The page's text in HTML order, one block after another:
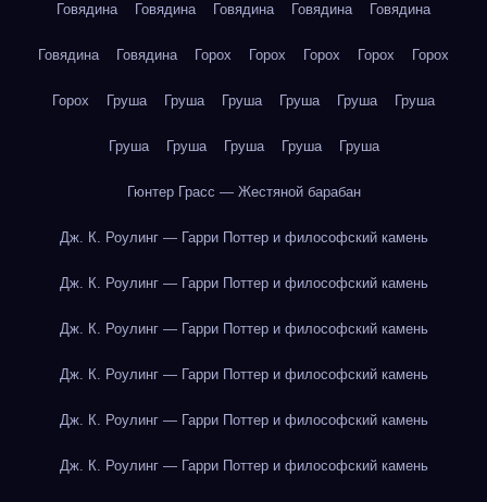
Говядина Говядина Говядина Говядина Говядина
Говядина Говядина Горох Горох Горох Горох Горох
Горох Груша Груша Груша Груша Груша Груша
Груша Груша Груша Груша Груша
Гюнтер Грасс — Жестяной барабан
Дж. К. Роулинг — Гарри Поттер и философский камень
Дж. К. Роулинг — Гарри Поттер и философский камень
Дж. К. Роулинг — Гарри Поттер и философский камень
Дж. К. Роулинг — Гарри Поттер и философский камень
Дж. К. Роулинг — Гарри Поттер и философский камень
Дж. К. Роулинг — Гарри Поттер и философский камень